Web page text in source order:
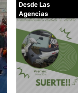
Desde Las
Agencias